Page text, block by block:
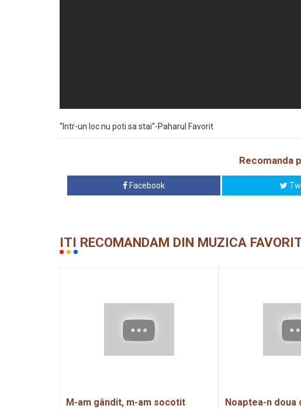
"Intr-un loc nu poti sa stai"-Paharul Favorit
Recomanda
Facebook
ITI RECOMANDAM DIN MUZICA
M-am gândit, m-am socotit Noaptea-n doua